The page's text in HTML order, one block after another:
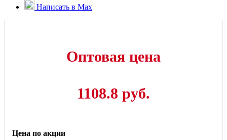
Написать в Max
Оптовая цена
1108.8 руб.
Цена по акции